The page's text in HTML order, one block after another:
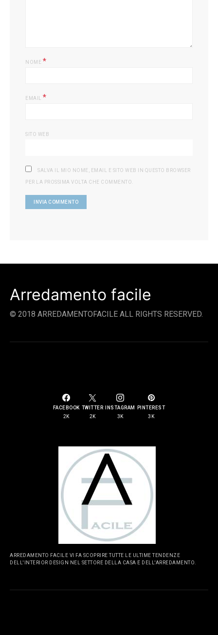
NOME *
EMAIL *
SITO WEB
SALVA IL MIO NOME, EMAIL E SITO WEB IN QUESTO BROWSER
PER LA PROSSIMA VOLTA CHE COMMENTO.
Arredamento facile
© 2018 ARREDAMENTOFACILE ALL RIGHTS RESERVED.
FACEBOOK
2K
TWITTER
2K
INSTAGRAM
3K
PINTEREST
3K
ARREDAMENTO FACILE VI FA SCOPRIRE TUTTE LE ULTIME TENDENZE
DELL'INTERIOR DESIGN NEL SETTORE DELLA CASA E DELL'ARREDAMENTO.